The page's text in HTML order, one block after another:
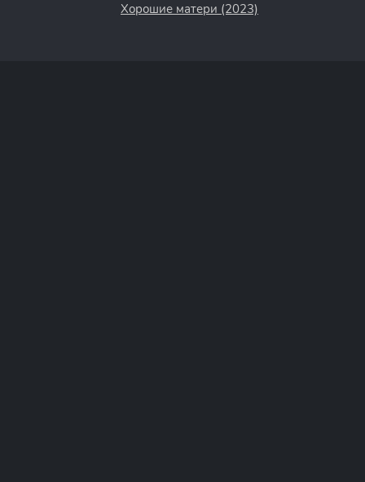
Хорошие матери (2023)